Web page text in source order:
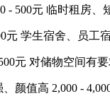
- 500元 临时租房、
学生宿舍、员工
元 对储物空间有
颜值高 2,000 -